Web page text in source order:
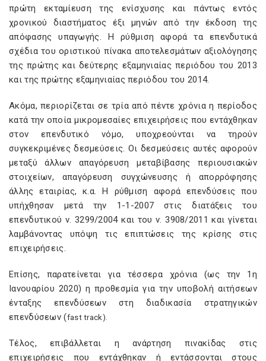
πρώτη εκταμίευση της ενίσχυσης και πάντως εντός
χρονικού διαστήματος έξι μηνών από την έκδοση της
απόφασης υπαγωγής. Η ρύθμιση αφορά τα επενδυτικά
σχέδια του οριστικού πίνακα αποτελεσμάτων αξιολόγησης
της πρώτης και δεύτερης εξαμηνιαίας περιόδου του 2013
και της πρώτης εξαμηνιαίας περιόδου του 2014.
Ακόμα, περιορίζεται σε τρία από πέντε χρόνια η περίοδος
κατά την οποία μικρομεσαίες επιχειρήσεις που εντάχθηκαν
στον επενδυτικό νόμο, υποχρεούνται να τηρούν
συγκεκριμένες δεσμεύσεις. Οι δεσμεύσεις αυτές αφορούν
μεταξύ άλλων απαγόρευση μεταβίβασης περιουσιακών
στοιχείων, απαγόρευση συγχώνευσης ή απορρόφησης
άλλης εταιρίας, κ.α. Η ρύθμιση αφορά επενδύσεις που
υπήχθησαν μετά την 1-1-2007 στις διατάξεις του
επενδυτικού ν. 3299/2004 και του ν. 3908/2011 και γίνεται
λαμβάνοντας υπόψη τις επιπτώσεις της κρίσης στις
επιχειρήσεις.
Επίσης, παρατείνεται για τέσσερα χρόνια (ως την 1η
Ιανουαρίου 2020) η προθεσμία για την υποβολή αιτήσεων
ένταξης επενδύσεων στη διαδικασία στρατηγικών
επενδύσεων (fast track).
Τέλος, επιβάλλεται η ανάρτηση πινακίδας στις
επιχειρήσεις που εντάχθηκαν ή εντάσσονται στους